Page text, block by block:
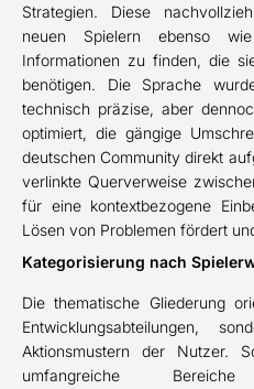
Strategien. Diese
neuen Spielern ebenso
Informationen zu finden, die
benötigen. Die Sprache
technisch präzise, aber
optimiert, die gängige
deutschen Community direkt
verlinkte Querverweise
für eine kontextbezogene
Lösen von Problemen fördert
Kategorisierung nach
Die thematische Gliederung
Entwicklungsabteilungen,
Aktionsmustern der Nutzer.
umfangreiche